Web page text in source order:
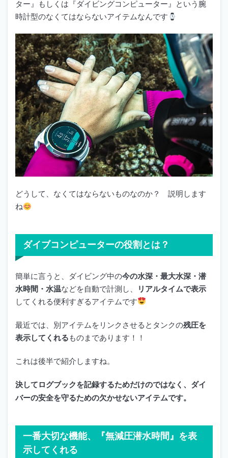
ター』もしくは『ダイビングコンピューター』という腕
時計型のなくてはならないアイテムなんです
どうして、なくてはならないものなのか？ 説明します
ね
ダイブコンピューターの役割とは？
簡単に言うと、ダイビング中の今の水深・最大水深・潜
水時間・水温などを自動で計測し、
リアルタイムで表示
してくれる便利すぎるアイテムです
最近では、別アイテムをリンクさせるとタンクの残圧を
表示してくれる ものまであります！！
これは後半で紹介しますね。
決してログブックを記録するためだけのではなく、ダイ
バーの安全を守るための欠かせないアイテムです。
一番大切な機能、『無減圧潜水時間』を表
示してくれる